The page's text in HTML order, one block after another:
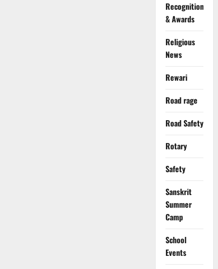
Recognition
& Awards
Religious
News
Rewari
Road rage
Road Safety
Rotary
Safety
Sanskrit
Summer
Camp
School
Events